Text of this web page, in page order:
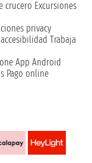
crucero Excursiones
privacy
Trabaja
App Android
Pago online